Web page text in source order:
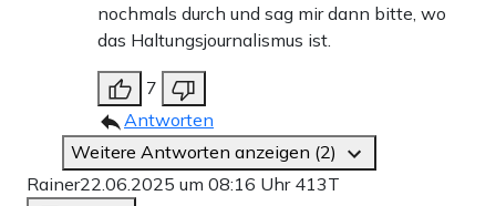
nochmals durch und sag mir dann bitte, wo
das Haltungsjournalismus ist.
7
Antworten
Weitere Antworten anzeigen (2)
Rainer22.06.2025 um 08:16 Uhr 413T